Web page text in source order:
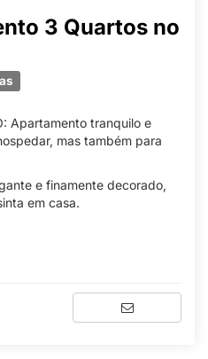
3 Quartos no
Apartamento tranquilo e
mas também para
e finamente decorado,
em casa.